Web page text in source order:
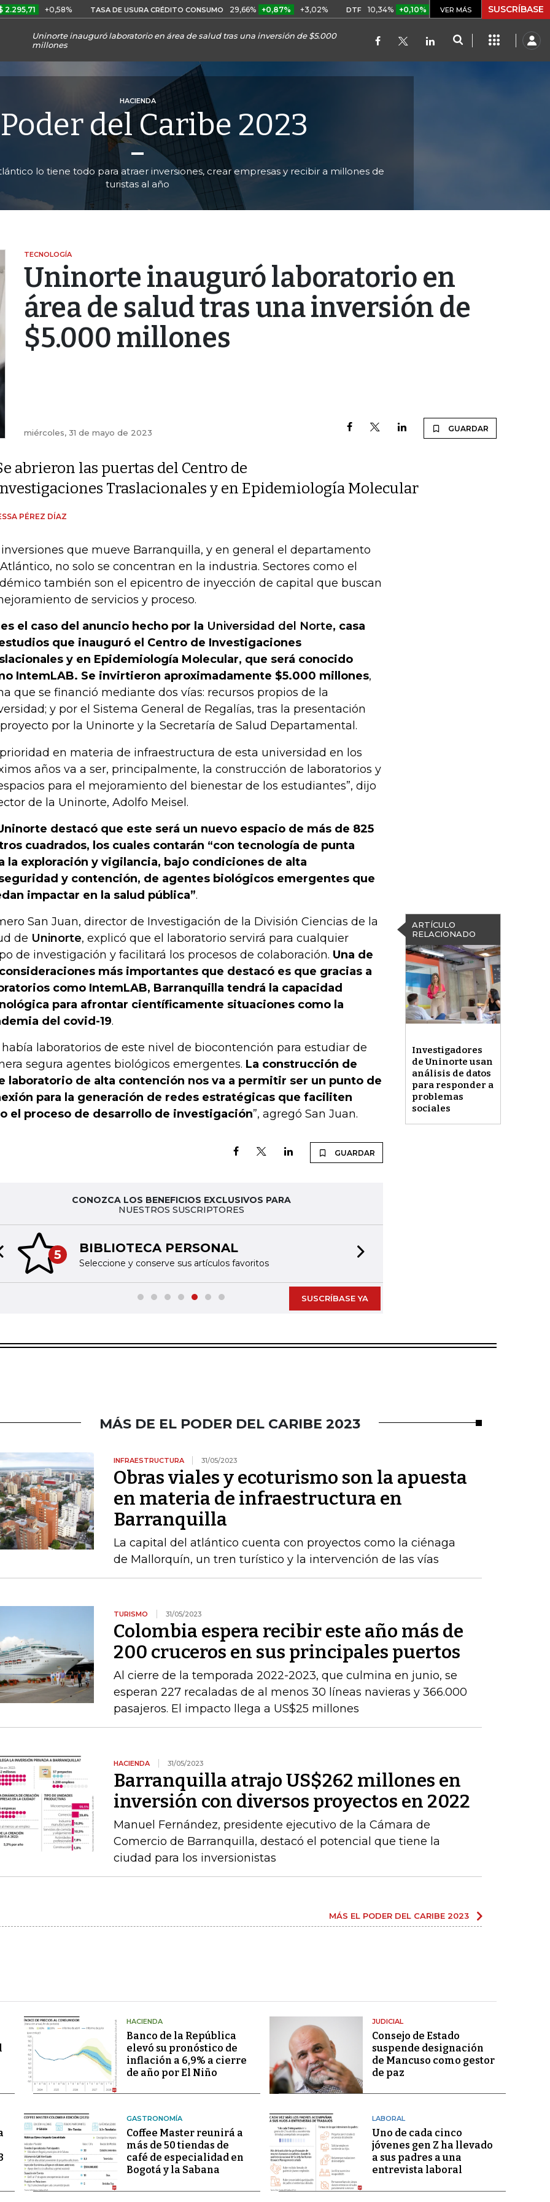
+0,58% TASA DE USURA CRÉDITO CONSUMO 29,66% +0,87% +3,02% DTF 10,34% +0,10% +0,98% UVR $ 416,81 +$ 0,05
VER MÁS SUSCRÍBASE
Uninorte inauguró laboratorio en área de salud tras una inversión de $5.000
millones
HACIENDA
del Caribe 2023
lo tiene todo para atraer inversiones, crear empresas y recibir a millones de
turistas al año
TECNOLOGÍA
Uninorte inauguró laboratorio en
área de salud tras una inversión de
$5.000 millones
miércoles, 31 de mayo de 2023 GUARDAR
abrieron las puertas del Centro de
Traslacionales y en Epidemiología Molecular
PÉREZ DÍAZ
inversiones que mueve Barranquilla, y en general el departamento
no solo se concentran en la industria. Sectores como el
también son el epicentro de inyección de capital que buscan
de servicios y proceso.
el caso del anuncio hecho por la Universidad del Norte, casa
que inauguró el Centro de Investigaciones
y en Epidemiología Molecular, que será conocido
IntemLAB. Se invirtieron aproximadamente $5.000 millones,
que se financió mediante dos vías: recursos propios de la
y por el Sistema General de Regalías, tras la presentación
por la Uninorte y la Secretaría de Salud Departamental.
prioridad en materia de infraestructura de esta universidad en los
años va a ser, principalmente, la construcción de laboratorios y
para el mejoramiento del bienestar de los estudiantes”, dijo
de la Uninorte, Adolfo Meisel.
destacó que este será un nuevo espacio de más de 825
cuadrados, los cuales contarán “con tecnología de punta
la exploración y vigilancia, bajo condiciones de alta
y contención, de agentes biológicos emergentes que
impactar en la salud pública”.
ARTÍCULO
RELACIONADO
Investigadores
de Uninorte usan
análisis de datos
para responder a
problemas
sociales
San Juan, director de Investigación de la División Ciencias de la
de Uninorte, explicó que el laboratorio servirá para cualquier
de investigación y facilitará los procesos de colaboración. Una de
más importantes que destacó es que gracias a
como IntemLAB, Barranquilla tendrá la capacidad
para afrontar científicamente situaciones como la
del covid-19.
había laboratorios de este nivel de biocontención para estudiar de
segura agentes biológicos emergentes. La construcción de
laboratorio de alta contención nos va a permitir ser un punto de
para la generación de redes estratégicas que faciliten
el proceso de desarrollo de investigación”, agregó San Juan.
GUARDAR
CONOZCA LOS BENEFICIOS EXCLUSIVOS PARA
NUESTROS SUSCRIPTORES
5 BIBLIOTECA PERSONAL
Seleccione y conserve sus artículos favoritos
slide
SUSCRÍBASE YA
MÁS DE EL PODER DEL CARIBE 2023
INFRAESTRUCTURA 31/05/2023
Obras viales y ecoturismo son la apuesta
en materia de infraestructura en
Barranquilla
La capital del atlántico cuenta con proyectos como la ciénaga
de Mallorquín, un tren turístico y la intervención de las vías
TURISMO 31/05/2023
Colombia espera recibir este año más de
200 cruceros en sus principales puertos
Al cierre de la temporada 2022-2023, que culmina en junio, se
esperan 227 recaladas de al menos 30 líneas navieras y 366.000
pasajeros. El impacto llega a US$25 millones
HACIENDA 31/05/2023
Barranquilla atrajo US$262 millones en
inversión con diversos proyectos en 2022
Manuel Fernández, presidente ejecutivo de la Cámara de
Comercio de Barranquilla, destacó el potencial que tiene la
ciudad para los inversionistas
MÁS EL PODER DEL CARIBE 2023
HACIENDA
Banco de la República
elevó su pronóstico de
inflación a 6,9% a cierre
de año por El Niño
JUDICIAL
Consejo de Estado
suspende designación
de Mancuso como gestor
de paz
GASTRONOMÍA
Coffee Master reunirá a
más de 50 tiendas de
café de especialidad en
Bogotá y la Sabana
LABORAL
Uno de cada cinco
jóvenes gen Z ha llevado
a sus padres a una
entrevista laboral